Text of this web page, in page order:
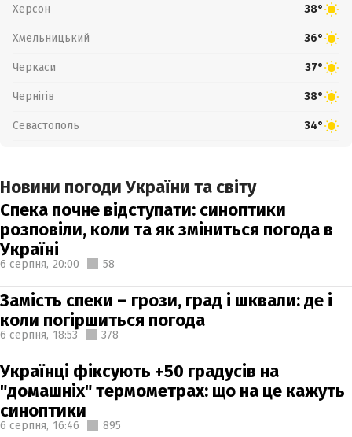
Херсон 38°
Хмельницький 36°
Черкаси 37°
Чернігів 38°
Севастополь 34°
Новини погоди України та світу
Спека почне відступати: синоптики
розповіли, коли та як зміниться погода в
Україні
6 серпня, 20:00 58
Замість спеки – грози, град і шквали: де і
коли погіршиться погода
6 серпня, 18:53 378
Українці фіксують +50 градусів на
"домашніх" термометрах: що на це кажуть
синоптики
6 серпня, 16:46 895